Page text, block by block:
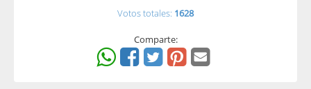
Votos totales: 1628
Comparte: